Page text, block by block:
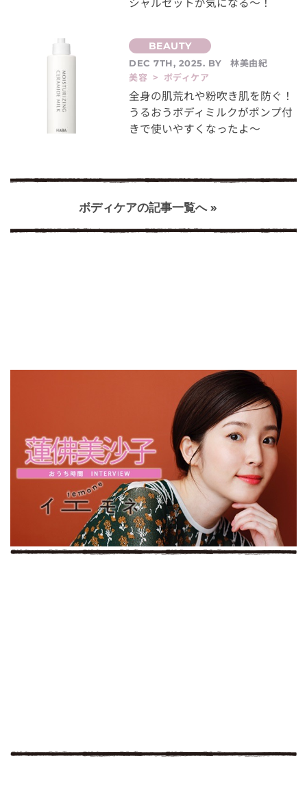
DEC 7TH, 2025. BY
林美由紀
美容 > ボディケア
全身の肌荒れや粉吹き肌を防ぐ！
うるおうボディミルクがポンプ付
きで使いやすくなったよ～
ボディケアの記事一覧へ »